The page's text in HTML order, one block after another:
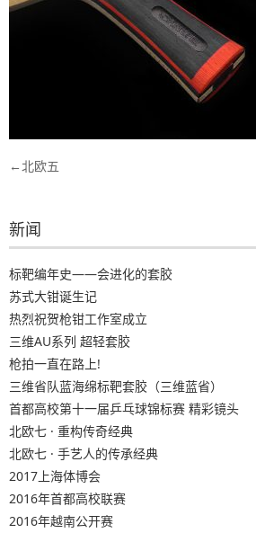
文
导
航
北欧五
新闻
标靶编年史——会进化的套胶
苏式大钳诞生记
热烈祝贺枪钳工作室成立
三维AU系列 超轻套胶
枪拍一直在路上!
三维省队蓝海绵标靶套胶（三维蓝省）
首都高校第十一届乒乓球锦标赛 精彩镜头
北欧七 · 重构传奇经典
北欧七 · 手艺人的传承经典
2017上海体博会
2016年首都高校联赛
2016年越南公开赛